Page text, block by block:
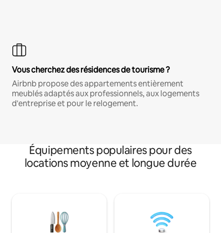
Vous cherchez des résidences de tourisme ?
Airbnb propose des appartements entièrement
meublés adaptés aux professionnels, aux logements
d'entreprise et pour le relogement.
Équipements populaires pour des
locations moyenne et longue durée